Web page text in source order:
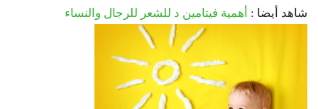
شاهد أيضا : أهمية فيتامين د للشعر للرجال والنساء